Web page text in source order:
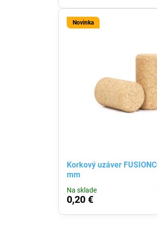
Novinka
Korkový uzáver
mm
Na sklade
0,20 €